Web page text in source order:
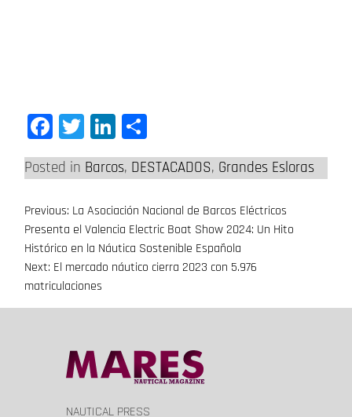
Facebook
TwitterLinkedIn
Posted in Barcos, DESTACADOS, Grandes Esloras
Navegación
de
entradas
Previous: La Asociación Nacional de Barcos Eléctricos
Presenta el Valencia Electric Boat Show 2024: Un Hito
Histórico en la Náutica Sostenible Española
Next: El mercado náutico cierra 2023 con 5.976
matriculaciones
NAUTICAL PRESS